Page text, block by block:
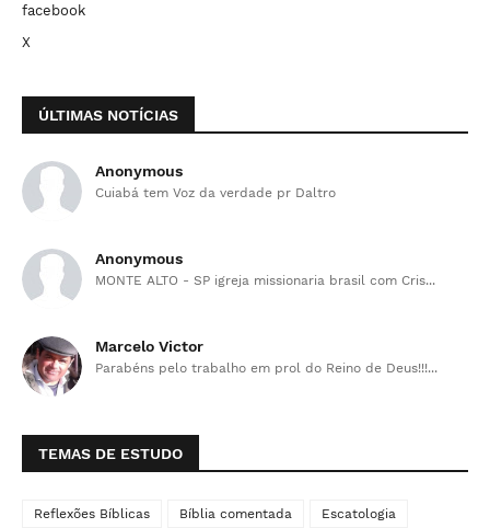
facebook
X
ÚLTIMAS NOTÍCIAS
Anonymous
Cuiabá tem Voz da verdade pr Daltro
Anonymous
MONTE ALTO - SP igreja missionaria brasil com Cris...
Marcelo Victor
Parabéns pelo trabalho em prol do Reino de Deus!!!...
TEMAS DE ESTUDO
Reflexões Bíblicas Bíblia comentada Escatologia